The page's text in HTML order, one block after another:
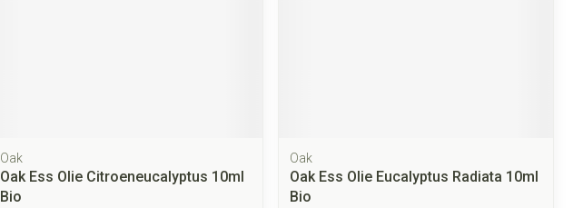
Oak
Oak Ess Olie Citroeneucalyptus 10ml
Bio
Oak
Oak Ess Olie Eucalyptus Radiata 10ml
Bio